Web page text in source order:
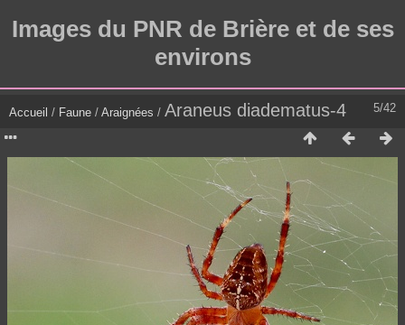
Images du PNR de Brière et de ses
environs
5/42
Accueil / Faune / Araignées / Araneus diadematus-4